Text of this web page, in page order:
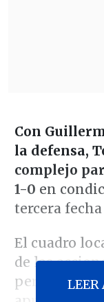
Con
la defensa,
complejo
1-0 en
tercera
El cuadro
de las
pero noLEER